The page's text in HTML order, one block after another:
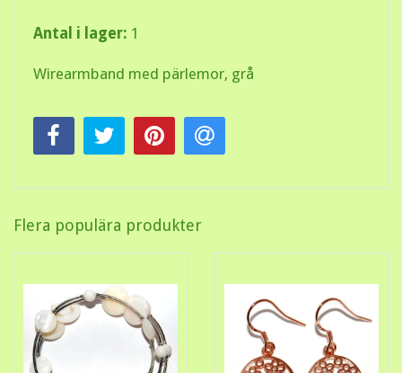
Antal i lager: 1
Wirearmband med pärlemor, grå
Flera populära produkter